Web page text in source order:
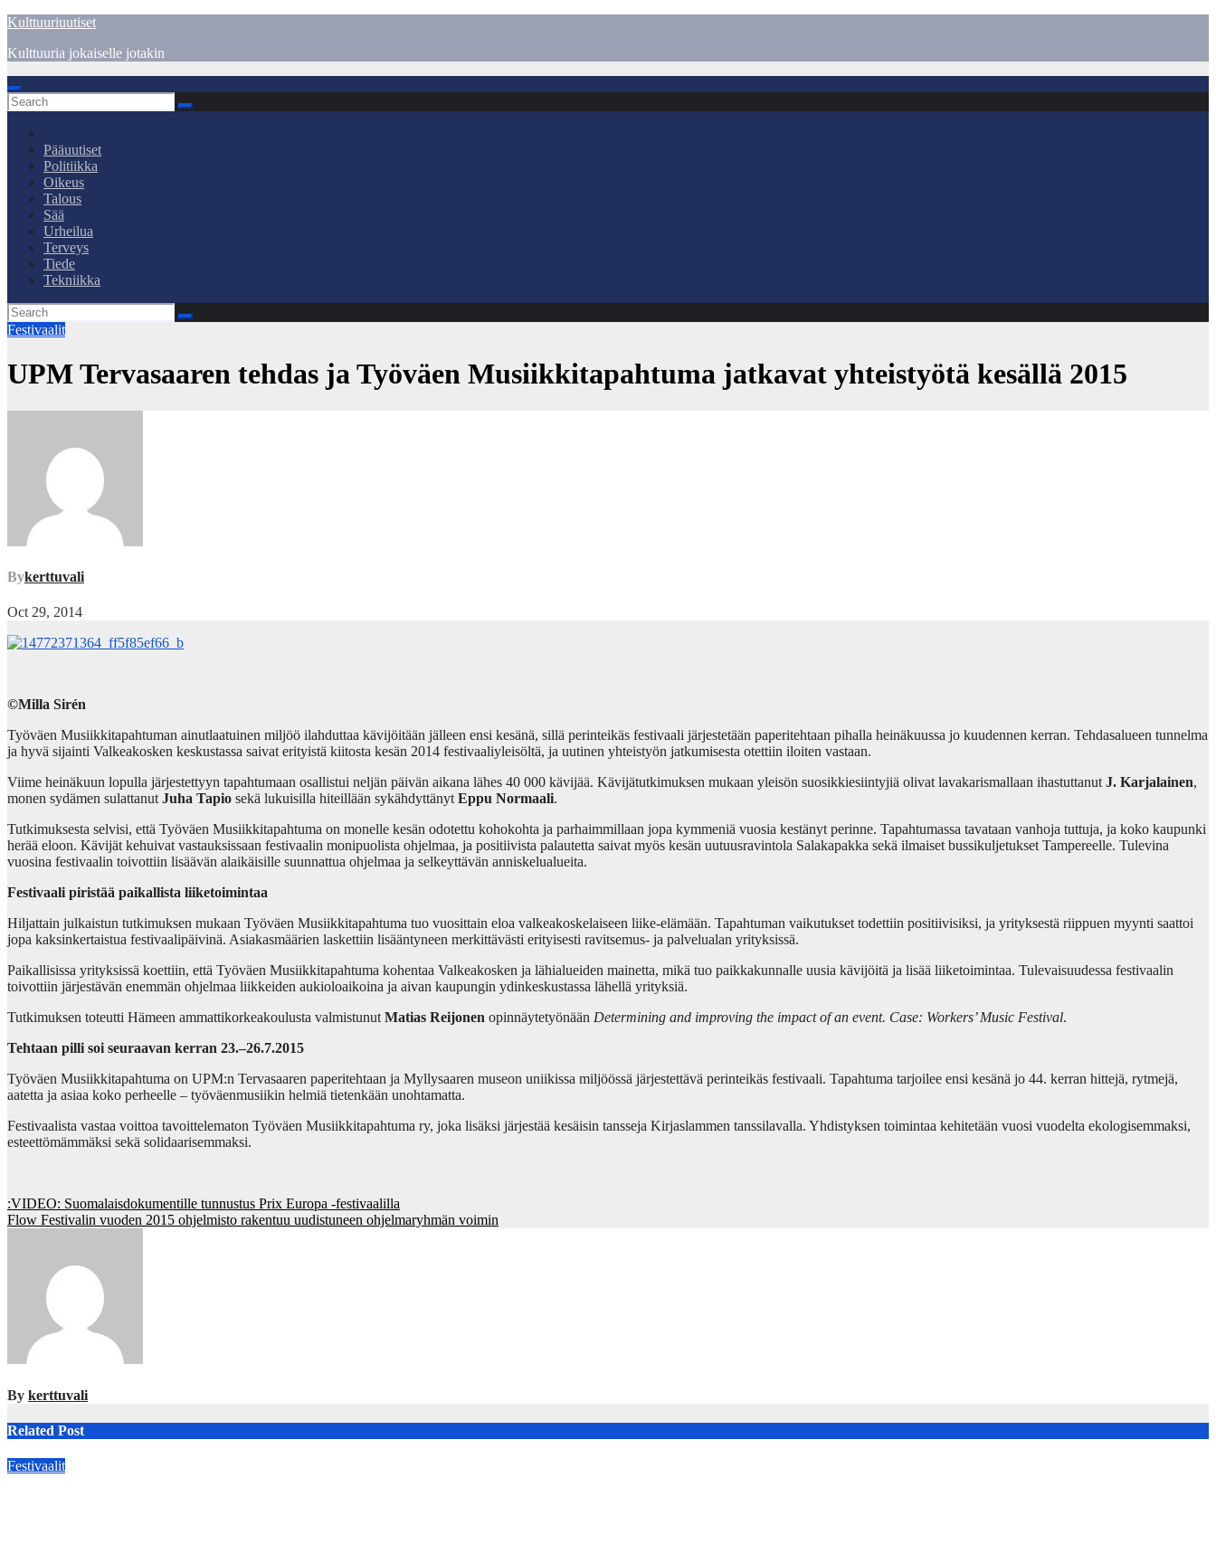
Skip
content
Kulttuuriuutiset
Kulttuuria jokaiselle jotakin
Pääuutiset
Politiikka
Oikeus
Talous
Sää
Urheilua
Terveys
Tiede
Tekniikka
Festivaalit
UPM Tervasaaren tehdas ja Työväen Musiikkitapahtuma jatkavat yhteistyötä kesällä 2015
Bykerttuvali
Oct 29, 2014
©Milla Sirén
Työväen Musiikkitapahtuman ainutlaatuinen miljöö ilahduttaa kävijöitään jälleen ensi kesänä, sillä perinteikäs festivaali järjestetään paperitehtaan pihalla heinäkuussa jo kuudennen kerran. Tehdasalueen tunnelma
ja hyvä sijainti Valkeakosken keskustassa saivat erityistä kiitosta kesän 2014 festivaaliyleisöltä, ja uutinen yhteistyön jatkumisesta otettiin iloiten vastaan.
Viime heinäkuun lopulla järjestettyyn tapahtumaan osallistui neljän päivän aikana lähes 40 000 kävijää. Kävijätutkimuksen mukaan yleisön suosikkiesiintyjiä olivat lavakarismallaan ihastuttanutJ. Karjalainen,
monen sydämen sulattanutJuha Tapio sekä lukuisilla hiteillään sykähdyttänytEppu Normaali.
Tutkimuksesta selvisi, että Työväen Musiikkitapahtuma on monelle kesän odotettu kohokohta ja parhaimmillaan jopa kymmeniä vuosia kestänyt perinne. Tapahtumassa tavataan vanhoja tuttuja, ja koko kaupunki
herää eloon. Kävijät kehuivat vastauksissaan festivaalin monipuolista ohjelmaa, ja positiivista palautetta saivat myös kesän uutuusravintola Salakapakka sekä ilmaiset bussikuljetukset Tampereelle. Tulevina
vuosina festivaalin toivottiin lisäävän alaikäisille suunnattua ohjelmaa ja selkeyttävän anniskelualueita.
Festivaali piristää paikallista liiketoimintaa
Hiljattain julkaistun tutkimuksen mukaan Työväen Musiikkitapahtuma tuo vuosittain eloa valkeakoskelaiseen liike-elämään. Tapahtuman vaikutukset todettiin positiivisiksi, ja yrityksestä riippuen myynti saattoi
jopa kaksinkertaistua festivaalipäivinä. Asiakasmäärien laskettiin lisääntyneen merkittävästi erityisesti ravitsemus- ja palvelualan yrityksissä.
Paikallisissa yrityksissä koettiin, että Työväen Musiikkitapahtuma kohentaa Valkeakosken ja lähialueiden mainetta, mikä tuo paikkakunnalle uusia kävijöitä ja lisää liiketoimintaa. Tulevaisuudessa festivaalin
toivottiin järjestävän enemmän ohjelmaa liikkeiden aukioloaikoina ja aivan kaupungin ydinkeskustassa lähellä yrityksiä.
Tutkimuksen toteutti Hämeen ammattikorkeakoulusta valmistunutMatias Reijonen opinnäytetyönään Determining and improving the impact of an event. Case: Workers’ Music Festival.
Tehtaan pilli soi seuraavan kerran 23.–26.7.2015
Työväen Musiikkitapahtuma on UPM:n Tervasaaren paperitehtaan ja Myllysaaren museon uniikissa miljöössä järjestettävä perinteikäs festivaali. Tapahtuma tarjoilee ensi kesänä jo 44. kerran hittejä, rytmejä,
aatetta ja asiaa koko perheelle – työväenmusiikin helmiä tietenkään unohtamatta.
Festivaalista vastaa voittoa tavoittelematon Työväen Musiikkitapahtuma ry, joka lisäksi järjestää kesäisin tansseja Kirjaslammen tanssilavalla. Yhdistyksen toimintaa kehitetään vuosi vuodelta ekologisemmaksi,
esteettömämmäksi sekä solidaarisemmaksi.
Post
navigation
:VIDEO: Suomalaisdokumentille tunnustus Prix Europa -festivaalilla
Flow Festivalin vuoden 2015 ohjelmisto rakentuu uudistuneen ohjelmaryhmän voimin
By kerttuvali
Related Post
Festivaalit